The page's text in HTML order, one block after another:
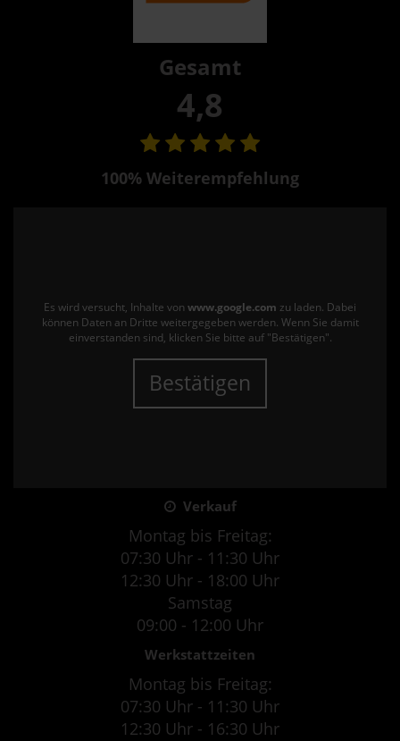
Gesamt
4,8
100% Weiterempfehlung
Es wird versucht, Inhalte von www.google.com zu laden. Dabei
können Daten an Dritte weitergegeben werden. Wenn Sie damit
einverstanden sind, klicken Sie bitte auf "Bestätigen".
Bestätigen
Verkauf
Montag bis Freitag:
07:30 Uhr - 11:30 Uhr
12:30 Uhr - 18:00 Uhr
Samstag
09:00 - 12:00 Uhr
Werkstattzeiten
Montag bis Freitag:
07:30 Uhr - 11:30 Uhr
12:30 Uhr - 16:30 Uhr